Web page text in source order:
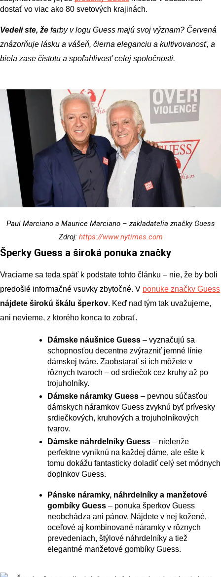
dostať vo viac ako 80 svetových krajinách.
Vedeli ste, že farby v logu Guess majú svoj význam? Červená
znázorňuje lásku a vášeň, čierna eleganciu a kultivovanosť, a
biela zase čistotu a spoľahlivosť celej spoločnosti.
Paul Marciano a Maurice Marciano – zakladatelia značky Guess
Zdroj: https://www.nytimes.com
Šperky Guess a široká ponuka značky
Vraciame sa teda späť k podstate tohto článku – nie, že by boli
predošlé informačné vsuvky zbytočné. V ponuke značky Guess
nájdete širokú škálu šperkov. Keď nad tým tak uvažujeme,
ani nevieme, z ktorého konca to zobrať.
Dámske náušnice Guess – vyznačujú sa
schopnosťou decentne zvýrazniť jemné línie
dámskej tváre. Zaobstarať si ich môžete v
rôznych tvaroch – od srdiečok cez kruhy až po
trojuholníky.
Dámske náramky Guess – pevnou súčasťou
dámskych náramkov Guess zvyknú byť prívesky
srdiečkových, kruhových a trojuholníkových
tvarov.
Dámske náhrdelníky Guess – nielenže
perfektne vyniknú na každej dáme, ale ešte k
tomu dokážu fantasticky doladiť celý set módnych
doplnkov Guess.
Pánske náramky, náhrdelníky a manžetové
gombíky Guess – ponuka šperkov Guess
neobchádza ani pánov. Nájdete v nej kožené,
oceľové aj kombinované náramky v rôznych
prevedeniach, štýlové náhrdelníky a tiež
elegantné manžetové gombíky Guess.